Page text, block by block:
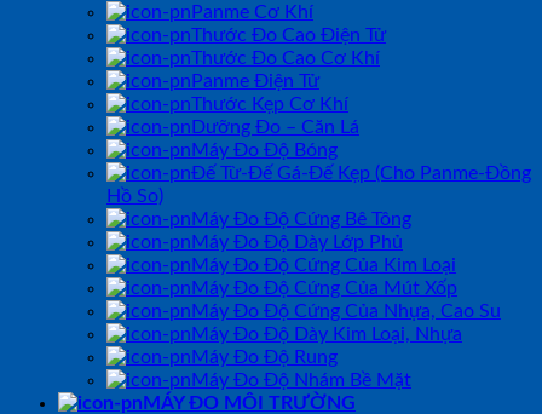
Panme Cơ Khí
Thước Đo Cao Điện Tử
Thước Đo Cao Cơ Khí
Panme Điện Tử
Thước Kẹp Cơ Khí
Dưỡng Đo – Căn Lá
Máy Đo Độ Bóng
Đế Từ-Đế Gá-Đế Kẹp (Cho Panme-Đồng
Hồ So)
Máy Đo Độ Cứng Bê Tông
Máy Đo Độ Dày Lớp Phủ
Máy Đo Độ Cứng Của Kim Loại
Máy Đo Độ Cứng Của Mút Xốp
Máy Đo Độ Cứng Của Nhựa, Cao Su
Máy Đo Độ Dày Kim Loại, Nhựa
Máy Đo Độ Rung
Máy Đo Độ Nhám Bề Mặt
MÁY ĐO MÔI TRƯỜNG